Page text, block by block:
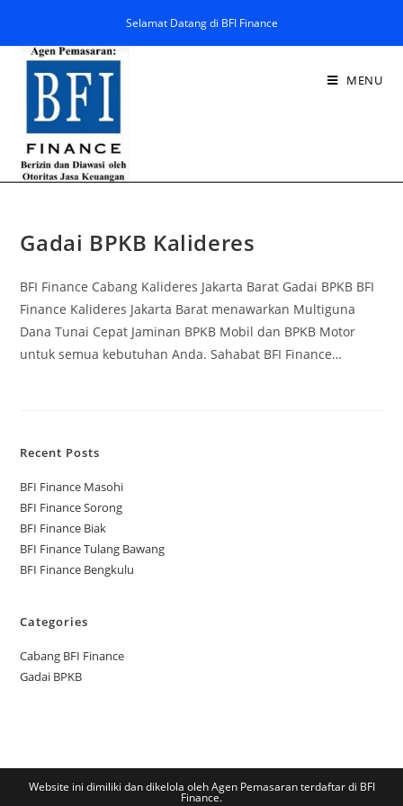
Selamat Datang di BFI Finance
MENU
Gadai BPKB Kalideres
BFI Finance Cabang Kalideres Jakarta Barat Gadai BPKB BFI
Finance Kalideres Jakarta Barat menawarkan Multiguna
Dana Tunai Cepat Jaminan BPKB Mobil dan BPKB Motor
untuk semua kebutuhan Anda. Sahabat BFI Finance…
Recent Posts
BFI Finance Masohi
BFI Finance Sorong
BFI Finance Biak
BFI Finance Tulang Bawang
BFI Finance Bengkulu
Categories
Cabang BFI Finance
Gadai BPKB
Website ini dimiliki dan dikelola oleh Agen Pemasaran terdaftar di BFI
Finance.